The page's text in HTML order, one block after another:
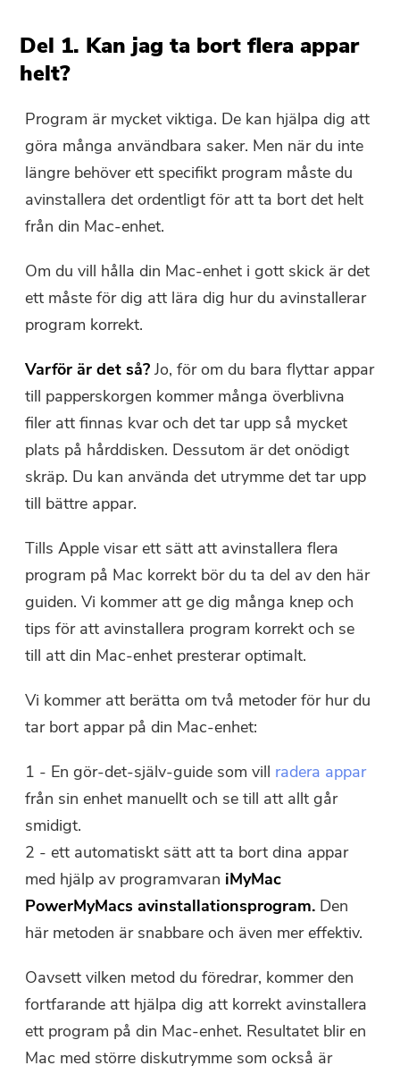
Del 1. Kan jag ta bort flera appar
helt?
Program är mycket viktiga. De kan hjälpa dig att
göra många användbara saker. Men när du inte
längre behöver ett specifikt program måste du
avinstallera det ordentligt för att ta bort det helt
från din Mac-enhet.
Om du vill hålla din Mac-enhet i gott skick är det
ett måste för dig att lära dig hur du avinstallerar
program korrekt.
Varför är det så? Jo, för om du bara flyttar appar
till papperskorgen kommer många överblivna
filer att finnas kvar och det tar upp så mycket
plats på hårddisken. Dessutom är det onödigt
skräp. Du kan använda det utrymme det tar upp
till bättre appar.
Tills Apple visar ett sätt att avinstallera flera
program på Mac korrekt bör du ta del av den här
guiden. Vi kommer att ge dig många knep och
tips för att avinstallera program korrekt och se
till att din Mac-enhet presterar optimalt.
Vi kommer att berätta om två metoder för hur du
tar bort appar på din Mac-enhet:
1 - En gör-det-själv-guide som vill radera appar
från sin enhet manuellt och se till att allt går
smidigt.
2 - ett automatiskt sätt att ta bort dina appar
med hjälp av programvaran iMyMac
PowerMyMacs avinstallationsprogram. Den
här metoden är snabbare och även mer effektiv.
Oavsett vilken metod du föredrar, kommer den
fortfarande att hjälpa dig att korrekt avinstallera
ett program på din Mac-enhet. Resultatet blir en
Mac med större diskutrymme som också är